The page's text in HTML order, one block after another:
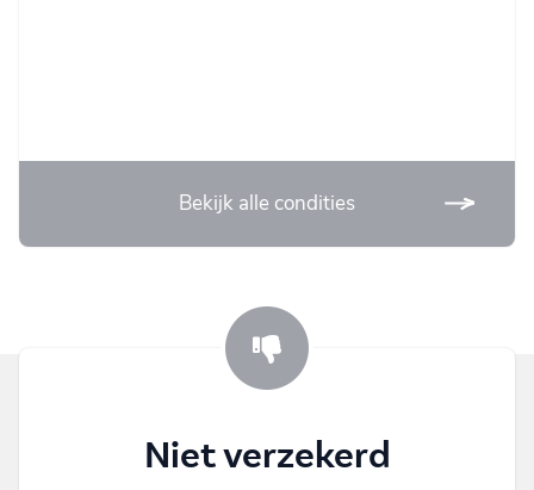
Bekijk alle condities
Niet verzekerd